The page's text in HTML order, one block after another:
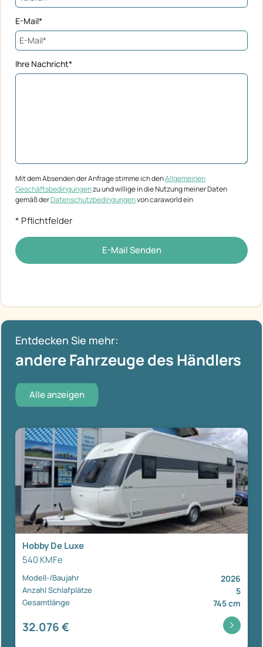
E-Mail*
Ihre Nachricht*
Mit dem Absenden der Anfrage stimme ich denAllgemeinen
Geschäftsbedingungenzu und willige in die Nutzung meiner Daten
gemäß derDatenschutzbedingungenvon caraworld ein
* Pflichtfelder
E-Mail Senden
Entdecken Sie mehr:
andere Fahrzeuge des Händlers
Alle anzeigen
Hobby De Luxe
540 KMFe
Modell-/Baujahr 2026
Anzahl Schlafplätze 5
Gesamtlänge 745 cm
32.076 €